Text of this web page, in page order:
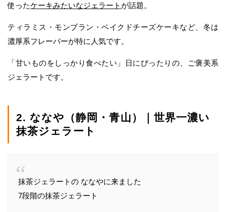
使ったケーキみたいなジェラート が話題。
ティラミス・モンブラン・ベイクドチーズケーキなど、冬は
濃厚系フレーバーが特に人気です。
「甘いものをしっかり食べたい」日にぴったりの、ご褒美系
ジェラートです。
2. ななや（静岡・青山）｜世界一濃い
抹茶ジェラート
抹茶ジェラートの ななやに来ました
7段階の抹茶ジェラート